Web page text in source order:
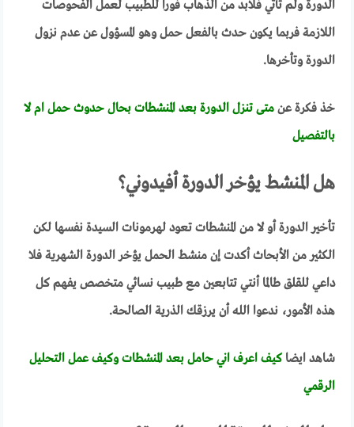
الدورة ولم تأتي فلابد من الذهاب فورا للطبيب لعمل الفحوصات
اللازمة فربما يكون حدث بالفعل حمل وهو المسؤول عن عدم نزول
الدورة وتأخرها.
خذ فكرة عنمتى تنزل الدورة بعد المنشطات بحال حدوث حمل ام لا
بالتفصيل
هل المنشط يؤخر الدورة أفيدوني؟
تأخير الدورة أو لا من المنشطات تعود لهرمونات السيدة نفسها لكن
الكثير من الأبحاث أكدت إن منشط الحمل يؤخر الدورة الشهرية فلا
داعي للقلق طالما أنتي تتابعين مع طبيب نسائي متخصص يفهم كل
هذه الأمور، ندعوا الله أن يرزقك الذرية الصالحة.
شاهد ايضاكيف اعرف اني حامل بعد المنشطات وكيف عمل التحليل
الرقمي